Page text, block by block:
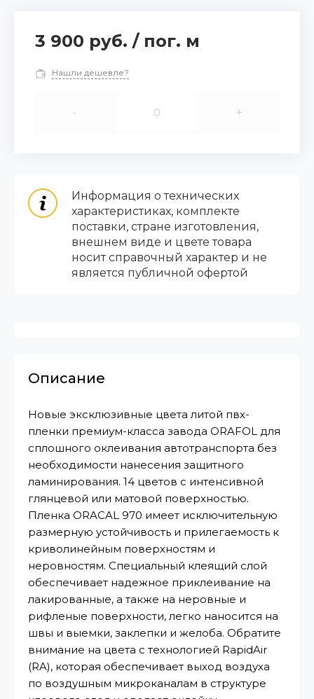
3 900 руб. / пог. м
Нашли дешевле?
- +
Информация о технических
характеристиках, комплекте
поставки, стране изготовления,
внешнем виде и цвете товара
носит справочный характер и не
является публичной офертой
Описание
Новые эксклюзивные цвета литой пвх-
пленки премиум-класса завода ORAFOL для
сплошного оклеивания автотранспорта без
необходимости нанесения защитного
ламинирования. 14 цветов с интенсивной
глянцевой или матовой поверхностью.
Пленка ORACAL 970 имеет исключительную
размерную устойчивость и прилегаемость к
криволинейным поверхностям и
неровностям. Специальный клеящий слой
обеспечивает надежное приклеивание на
лакированные, а также на неровные и
рифленые поверхности, легко наносится на
швы и выемки, заклепки и желоба. Обратите
внимание на цвета с технологией RapidAir
(RA), которая обеспечивает выход воздуха
по воздушным микроканалам в структуре